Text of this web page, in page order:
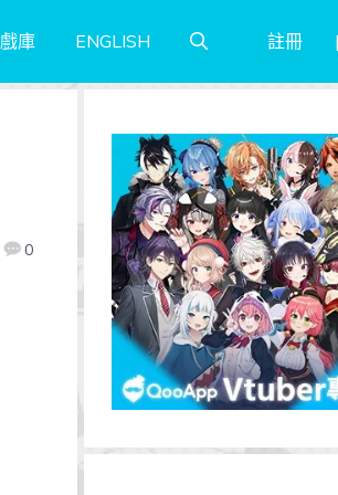
庫 ENGLISH 註冊
0